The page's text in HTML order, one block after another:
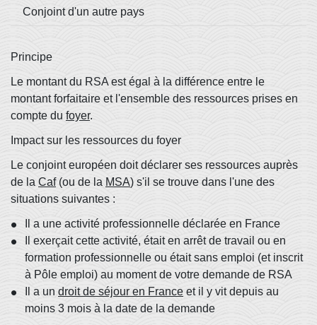
Conjoint d'un autre pays
Principe
Le montant du RSA est égal à la différence entre le
montant forfaitaire et l'ensemble des ressources prises en
compte du foyer.
Impact sur les ressources du foyer
Le conjoint européen doit déclarer ses ressources auprès
de la Caf(ou de la MSA) s'il se trouve dans l'une des
situations suivantes :
Il a une activité professionnelle déclarée en France
Il exerçait cette activité, était en arrêt de travail ou en
formation professionnelle ou était sans emploi (et inscrit
à Pôle emploi) au moment de votre demande de RSA
Il a un droit de séjour en France et il y vit depuis au
moins 3 mois à la date de la demande